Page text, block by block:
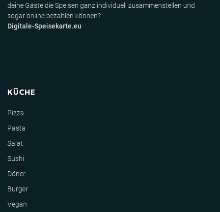
deine Gäste die Speisen ganz individuell zusammenstellen und
sogar online bezahlen können?
Digitale-Speisekarte.eu
KÜCHE
Pizza
Pasta
Salat
Sushi
Döner
Burger
Vegan